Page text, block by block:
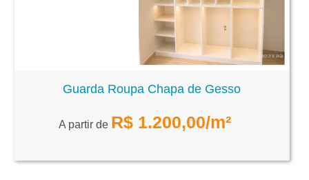
Guarda Roupa Chapa de Gesso
A partir de R$ 1.200,00/m²